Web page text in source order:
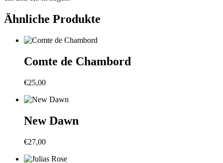
Ähnliche Produkte
Comte de Chambord
€25,00
New Dawn
€27,00